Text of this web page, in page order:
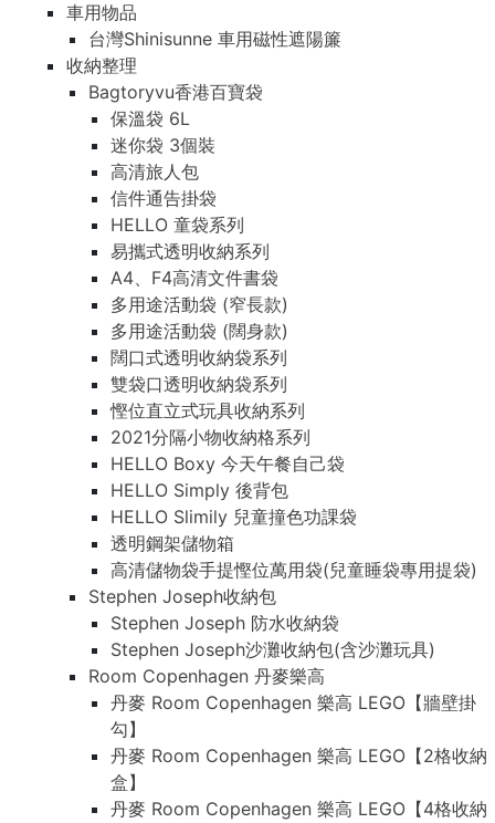
車用物品
台灣Shinisunne 車用磁性遮陽簾
收納整理
Bagtoryvu香港百寶袋
保溫袋 6L
迷你袋 3個裝
高清旅人包
信件通告掛袋
HELLO 童袋系列
易攜式透明收納系列
A4、F4高清文件書袋
多用途活動袋 (窄長款)
多用途活動袋 (闊身款)
闊口式透明收納袋系列
雙袋口透明收納袋系列
慳位直立式玩具收納系列
2021分隔小物收納格系列
HELLO Boxy 今天午餐自己袋
HELLO Simply 後背包
HELLO Slimily 兒童撞色功課袋
透明鋼架儲物箱
高清儲物袋手提慳位萬用袋(兒童睡袋專用提袋)
Stephen Joseph收納包
Stephen Joseph 防水收納袋
Stephen Joseph沙灘收納包(含沙灘玩具)
Room Copenhagen 丹麥樂高
丹麥 Room Copenhagen 樂高 LEGO【牆壁掛
勾】
丹麥 Room Copenhagen 樂高 LEGO【2格收納
盒】
丹麥 Room Copenhagen 樂高 LEGO【4格收納